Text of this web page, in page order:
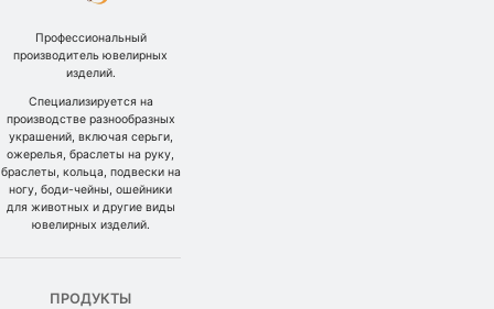
Профессиональный
производитель ювелирных
изделий.
Специализируется на
производстве разнообразных
украшений, включая серьги,
ожерелья, браслеты на руку,
браслеты, кольца, подвески на
ногу, боди-чейны, ошейники
для животных и другие виды
ювелирных изделий.
ПРОДУКТЫ